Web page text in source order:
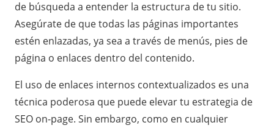
de búsqueda a entender la estructura de tu sitio.
Asegúrate de que todas las páginas importantes
estén enlazadas, ya sea a través de menús, pies de
página o enlaces dentro del contenido.
El uso de enlaces internos contextualizados es una
técnica poderosa que puede elevar tu estrategia de
SEO on-page. Sin embargo, como en cualquier